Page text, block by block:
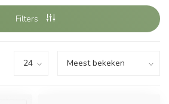
Filters